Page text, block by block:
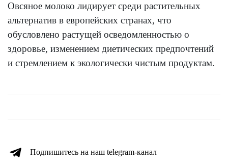
Овсяное молоко лидирует среди растительных
альтернатив в европейских странах, что
обусловлено растущей осведомленностью о
здоровье, изменением диетических предпочтений
и стремлением к экологически чистым продуктам.
Подпишитесь на наш telegram-канал